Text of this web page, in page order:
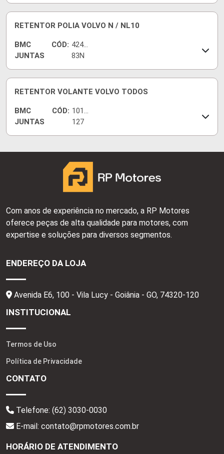
RETENTOR POLIA VOLVO N / NL10
BMC
JUNTAS
CÓD: 4249
83N
RETENTOR VOLANTE VOLVO TODOS
BMC
JUNTAS
CÓD: 1010
127
Com anos de experiência no mercado, a RP Motores
oferece peças de alta qualidade para motores, com
expertise e soluções para diversos segmentos.
ENDEREÇO DA LOJA
Avenida E6, 100 - Vila Lucy - Goiânia - GO, 74320-120
INSTITUCIONAL
Termos de Uso
Política de Privacidade
CONTATO
Telefone: (62) 3030-0030
E-mail: contato@rpmotores.com.br
HORÁRIO DE ATENDIMENTO